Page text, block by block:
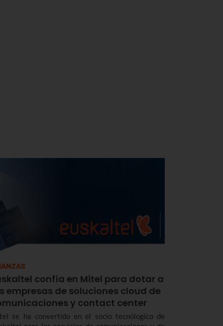
confía en Mitel para dotar a
empresas de soluciones cloud de
y contact center
se ha convertido en el socio tecnólogico de